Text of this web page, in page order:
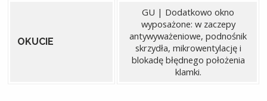
OKUCIE
GU | Dodatkowo okno
wyposażone: w zaczepy
antywyważeniowe, podnośnik
skrzydła, mikrowentylację i
blokadę błędnego położenia
klamki.